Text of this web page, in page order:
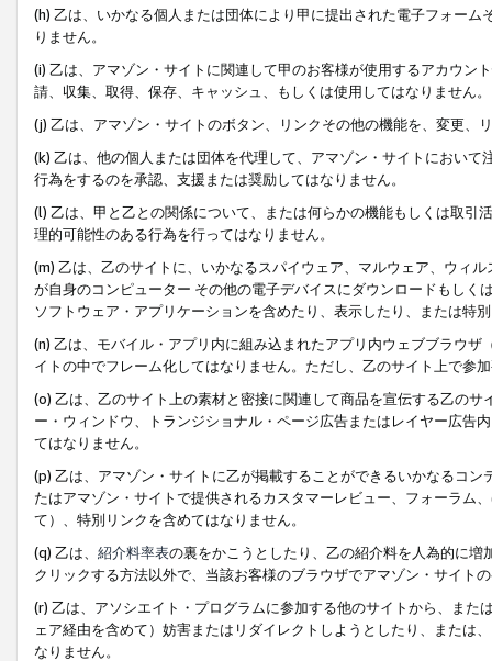
(h) 乙は、いかなる個人または団体により甲に提出された電子フォー
りません。
(i) 乙は、アマゾン・サイトに関連して甲のお客様が使用するアカウン
請、収集、取得、保存、キャッシュ、もしくは使用してはなりません。
(j) 乙は、アマゾン・サイトのボタン、リンクその他の機能を、変更、
(k) 乙は、他の個人または団体を代理して、アマゾン・サイトにおい
行為をするのを承認、支援または奨励してはなりません。
(l) 乙は、甲と乙との関係について、または何らかの機能もしくは取
理的可能性のある行為を行ってはなりません。
(m) 乙は、乙のサイトに、いかなるスパイウェア、マルウェア、ウィ
が自身のコンピューター その他の電子デバイスにダウンロードもし
ソフトウェア・アプリケーションを含めたり、表示したり、または特
(n) 乙は、モバイル・アプリ内に組み込まれたアプリ内ウェブブラウ
イトの中でフレーム化してはなりません。ただし、乙のサイト上で参
(o) 乙は、乙のサイト上の素材と密接に関連して商品を宣伝する乙の
ー・ウィンドウ、トランジショナル・ページ広告またはレイヤー広告
てはなりません。
(p) 乙は、アマゾン・サイトに乙が掲載することができるいかなるコ
たはアマゾン・サイトで提供されるカスタマーレビュー、フォーラム
て）、特別リンクを含めてはなりません。
(q) 乙は、 紹介料率表の裏をかこうとしたり、乙の紹介料を人為的に
クリックする方法以外で、当該お客様のブラウザでアマゾン・サイト
(r) 乙は、アソシエイト・プログラムに参加する他のサイトから、ま
ェア経由を含めて）妨害またはリダイレクトしようとしたり、または
なりません。